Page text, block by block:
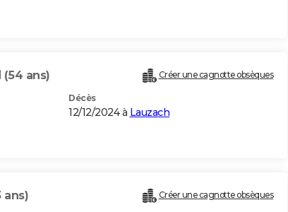
(54 ans) Créer une cagnotte obsèques
Décès
12/12/2024 à Lauzach
ans) Créer une cagnotte obsèques